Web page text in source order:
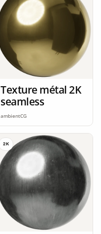
Texture métal 2K
seamless
ambientCG
2K